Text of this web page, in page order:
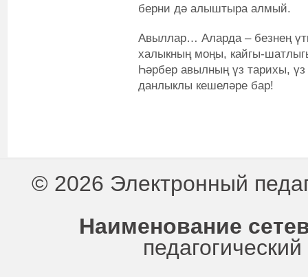
берни дә алыштыра алмый.
Авыллар… Аларда – безнең
халыкның моңы, кайгы-
Һәрбер авылның үз тарихы,
данлыклы кешеләре бар!
© 2026 Электронный
Наименование